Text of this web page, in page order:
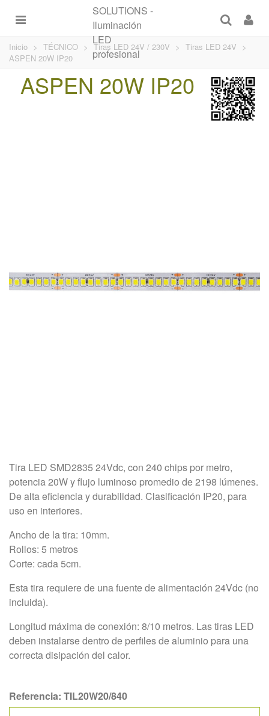
Inicio > TÉCNICO > Tiras LED 24V / 230V > Tiras LED 24V >
ASPEN 20W IP20
ASPEN 20W IP20
Tira LED SMD2835 24Vdc, con 240 chips por metro,
potencia 20W y flujo luminoso promedio de 2198 lúmenes.
De alta eficiencia y durabilidad. Clasificación IP20, para
uso en interiores.
Ancho de la tira: 10mm.
Rollos: 5 metros
Corte: cada 5cm.
Esta tira requiere de una fuente de alimentación 24Vdc (no
incluida).
Longitud máxima de conexión: 8/10 metros. Las tiras LED
deben instalarse dentro de perfiles de aluminio para una
correcta disipación del calor.
Referencia: TIL20W20/840